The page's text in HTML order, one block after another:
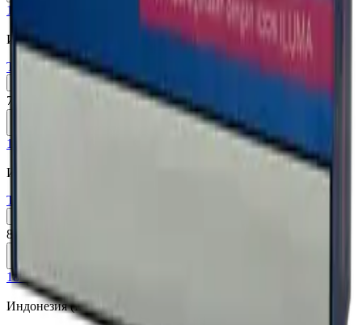
18+
Индонезия (ID)
Terea Black Green ID
Блок×10
760 ₽
18+
Индонезия (ID)
Terea Apricity ID
810 ₽
18+ Мне исполнилось 18 лет
Индонезия (ID)